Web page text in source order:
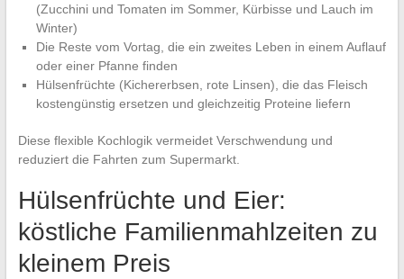
(Zucchini und Tomaten im Sommer, Kürbisse und Lauch im
Winter)
Die Reste vom Vortag, die ein zweites Leben in einem Auflauf
oder einer Pfanne finden
Hülsenfrüchte (Kichererbsen, rote Linsen), die das Fleisch
kostengünstig ersetzen und gleichzeitig Proteine liefern
Diese flexible Kochlogik vermeidet Verschwendung und
reduziert die Fahrten zum Supermarkt.
Hülsenfrüchte und Eier:
köstliche Familienmahlzeiten zu
kleinem Preis